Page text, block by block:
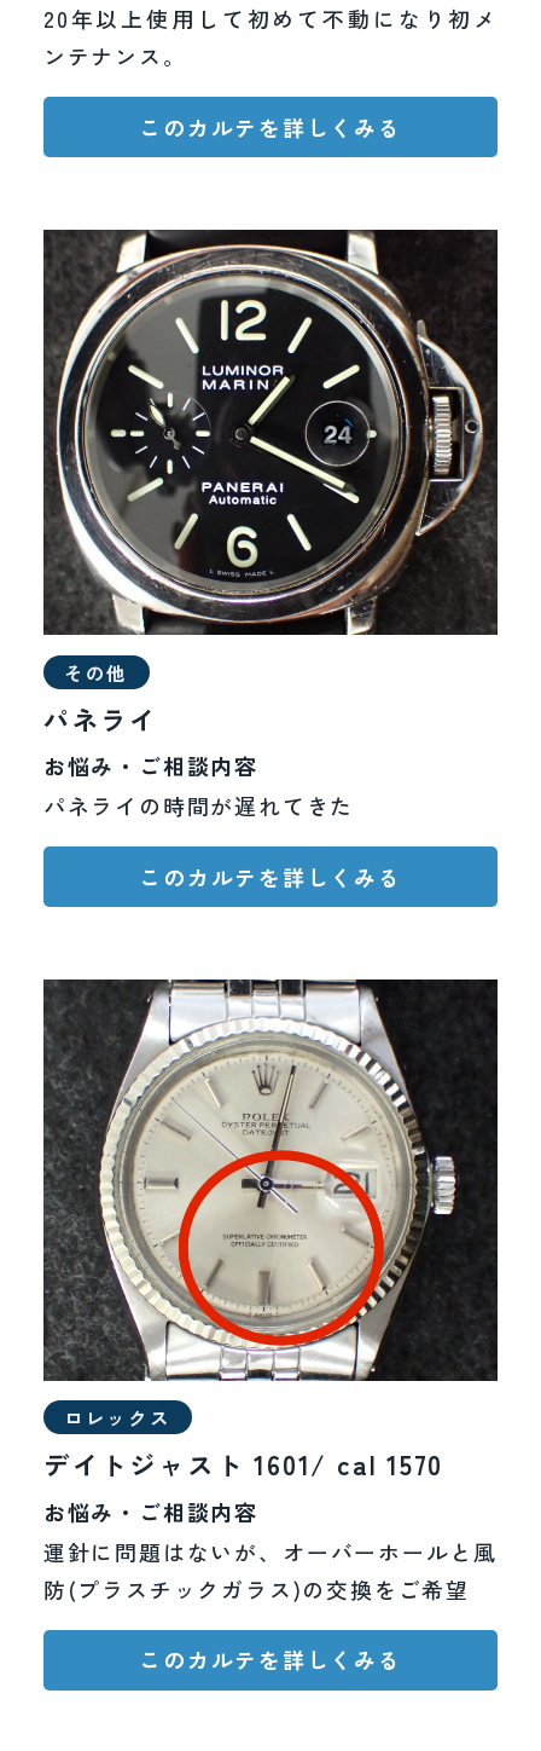
20年以上使用して初めて不動になり初メ
ンテナンス。
このカルテを詳しくみる
その他
パネライ
お悩み・ご相談内容
パネライの時間が遅れてきた
このカルテを詳しくみる
ロレックス
デイトジャスト 1601/ cal 1570
お悩み・ご相談内容
運針に問題はないが、オーバーホールと風
防(プラスチックガラス)の交換をご希望
このカルテを詳しくみる